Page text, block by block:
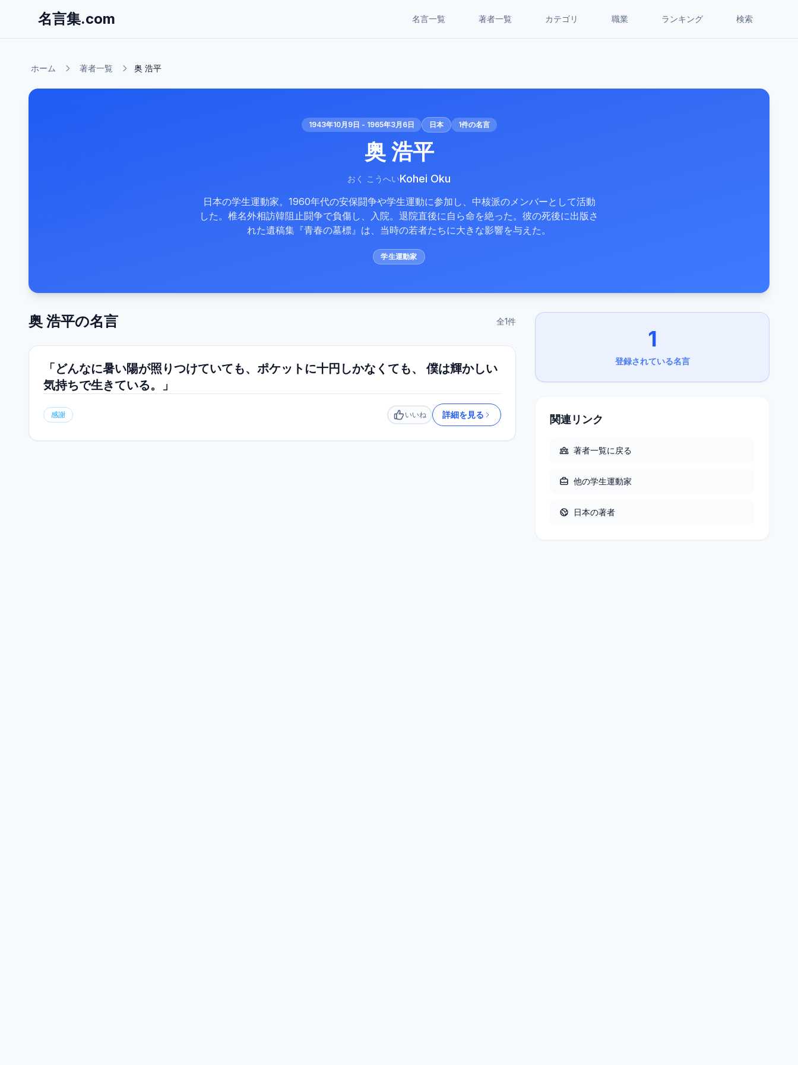
名言集.com 名言一覧 著者一覧 カテゴリ 職業 ランキング 検索
ホーム 著者一覧 奥 浩平
1943年10月9日 - 1965年3月6日 日本 1件の名言
奥 浩平
おく こうへいKohei Oku
日本の学生運動家。1960年代の安保闘争や学生運動に参加し、中核派のメンバーとして活動
した。椎名外相訪韓阻止闘争で負傷し、入院。退院直後に自ら命を絶った。彼の死後に出版さ
れた遺稿集『青春の墓標』は、当時の若者たちに大きな影響を与えた。
学生運動家
奥 浩平の名言 全1件
「どんなに暑い陽が照りつけていても、ポケットに十円しかなくても、 僕は輝かしい
気持ちで生きている。」
感謝 いいね
いいね 詳細を見る
1
登録されている名言
関連リンク
著者一覧に戻る
他の学生運動家
日本の著者